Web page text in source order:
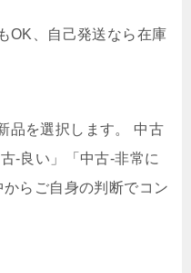
OK、自己発送なら在庫
品を選択します。 中古
-良い」「中古-非常に
らご自身の判断でコン